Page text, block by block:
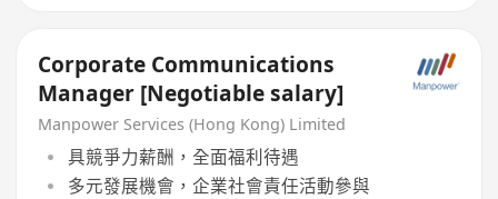
Corporate Communications
Manager [Negotiable salary]
Manpower Services (Hong Kong) Limited
具競爭力薪酬，全面福利待遇
多元發展機會，企業社會責任活動參與